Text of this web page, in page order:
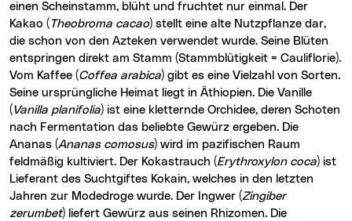
einen Scheinstamm, blüht und fruchtet nur einmal. Der
Kakao ( Theobroma cacao) stellt eine alte Nutzpflanze dar,
die schon von den Azteken verwendet wurde. Seine Blüten
entspringen direkt am Stamm (Stammblütigkeit = Cauliflorie).
Vom Kaffee (Coffea arabica) gibt es eine Vielzahl von Sorten.
Seine ursprüngliche Heimat liegt in Äthiopien. Die Vanille
( Vanilla planifolia) ist eine kletternde Orchidee, deren Schoten
nach Fermentation das beliebte Gewürz ergeben. Die
Ananas (Ananas comosus) wird im pazifischen Raum
feldmäßig kultiviert. Der Kokastrauch (Erythroxylon coca) ist
Lieferant des Suchtgiftes Kokain, welches in den letzten
Jahren zur Modedroge wurde. Der Ingwer (Zingiber
zerumbet) liefert Gewürz aus seinen Rhizomen. Die